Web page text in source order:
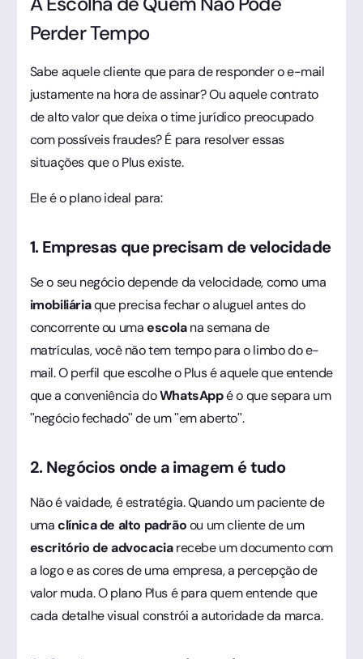
Perder Tempo
Sabe aquele cliente que para de responder o e-mail
justamente na hora de assinar? Ou aquele contrato
de alto valor que deixa o time jurídico preocupado
com possíveis fraudes? É para resolver essas
situações que o Plus existe.
Ele é o plano ideal para:
1. Empresas que precisam de velocidade
Se o seu negócio depende da velocidade, como uma
imobiliáriaque precisa fechar o aluguel antes do
concorrente ou umaescolana semana de
matrículas, você não tem tempo para o limbo do e-
mail. O perfil que escolhe o Plus é aquele que entende
que a conveniência doWhatsAppé o que separa um
"negócio fechado" de um "em aberto".
2. Negócios onde a imagem é tudo
Não é vaidade, é estratégia. Quando um paciente de
umaclínica de alto padrãoou um cliente de um
escritório de advocaciarecebe um documento com
a logo e as cores de uma empresa, a percepção de
valor muda. O plano Plus é para quem entende que
cada detalhe visual constrói a autoridade da marca.